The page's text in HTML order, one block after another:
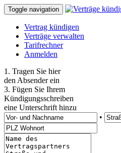
Toggle navigation
Vertrag kündigen
Verträge verwalten
Tarifrechner
Anmelden
1. Tragen Sie hier
den Absender ein
3. Fügen Sie Ihrem
Kündigungsschreiben
eine Unterschrift hinzu
•